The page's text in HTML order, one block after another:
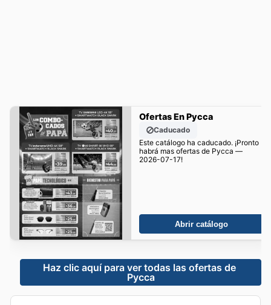
Ofertas En Pycca
Caducado
Este catálogo ha caducado. ¡Pronto
habrá mas ofertas de Pycca —
2026-07-17!
Abrir catálogo
Haz clic aquí para ver todas las ofertas de
Pycca